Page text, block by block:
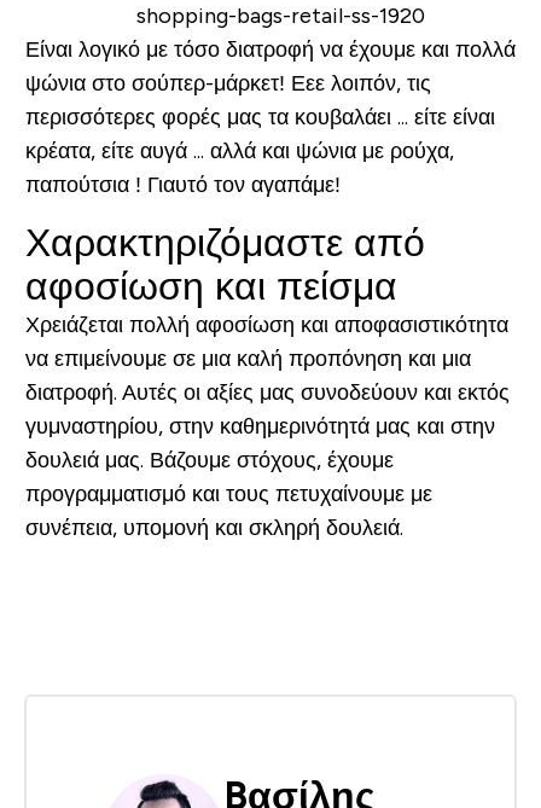
Είναι λογικό με τόσο διατροφή να έχουμε και πολλά
ψώνια στο σούπερ-μάρκετ! Εεε λοιπόν, τις
περισσότερες φορές μας τα κουβαλάει ... είτε είναι
κρέατα, είτε αυγά ... αλλά και ψώνια με ρούχα,
παπούτσια ! Γιαυτό τον αγαπάμε!
Χαρακτηριζόμαστε από
αφοσίωση και πείσμα
Χρειάζεται πολλή αφοσίωση και αποφασιστικότητα
να επιμείνουμε σε μια καλή προπόνηση και μια
διατροφή. Αυτές οι αξίες μας συνοδεύουν και εκτός
γυμναστηρίου, στην καθημερινότητά μας και στην
δουλειά μας. Βάζουμε στόχους, έχουμε
προγραμματισμό και τους πετυχαίνουμε με
συνέπεια, υπομονή και σκληρή δουλειά.
Bασίλης